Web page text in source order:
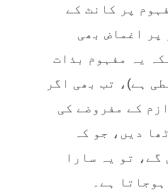
پر کانٹ کے
پر اغماض بھی
یہ مفہوم بذات
ہے)، تب بھی اگر
کے مفروضے کی
دیں، جو کہ
گے، تو یہ سارا
ہوجاتا ہے۔